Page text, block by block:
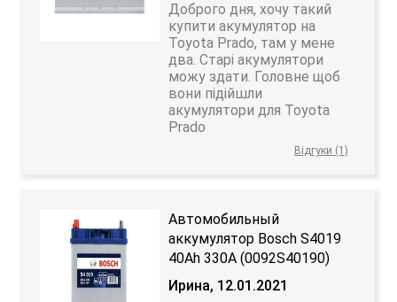
Доброго дня, хочу такий
купити акумулятор на
Toyota Prado, там у мене
два. Старі акумулятори
можу здати. Головне щоб
вони підійшли
акумулятори для Toyota
Prado
Відгуки (1)
Автомобильный
аккумулятор Bosch S4019
40Ah 330A (0092S40190)
Ирина, 12.01.2021